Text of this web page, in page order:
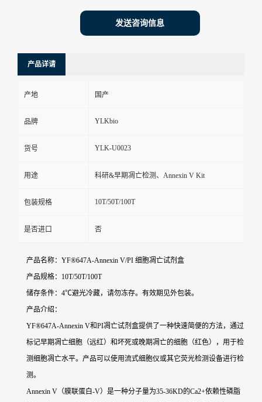
发送咨询信息
产品详请
产地 国产
品牌 YLKbio
货号 YLK-U0023
用途 科研&早期凋亡检测、Annexin V Kit
包装规格 10T/50T/100T
是否进口 否
产品名称：YF®647A-Annexin V/PI 细胞凋亡试剂盒
产品规格：10T/50T/100T
储存条件：4℃避光冷藏，请勿冻存。有效期见外包装。
产品介绍：
YF®647A-Annexin V和PI凋亡试剂盒提供了一种快速简便的方法，通过
标记早期凋亡细胞（远红）和坏死或晚期凋亡的细胞（红色），用于检
测细胞凋亡水平。产品可以使用流式细胞仪或其它荧光检测设备进行检
测。
Annexin V（膜联蛋白-V）是一种分子量为35-36KD的Ca2+依赖性磷脂